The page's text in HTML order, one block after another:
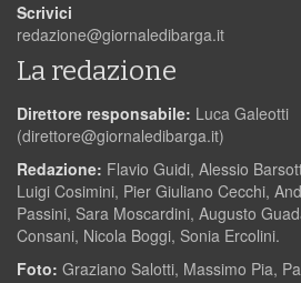
Scrivici
redazione@giornaledibarga.it
La redazione
Direttore responsabile: Luca Galeotti
(direttore@giornaledibarga.it)
Redazione: Flavio Guidi, Alessio
Luigi Cosimini, Pier Giuliano Cecchi,
Passini, Sara Moscardini, Augusto
Consani, Nicola Boggi, Sonia Ercolini.
Foto: Graziano Salotti, Massimo Pia,